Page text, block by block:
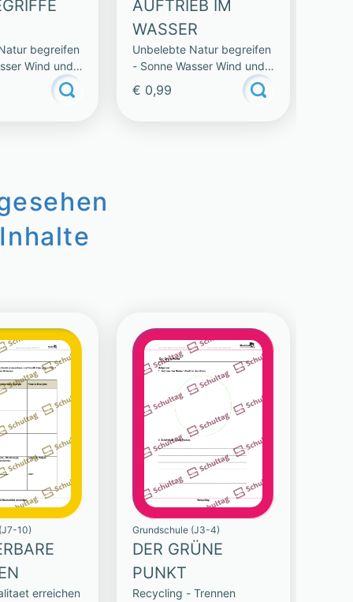
begreifen
Wind und
AUFTRIEB IM
WASSER
Unbelebte Natur begreifen
- Sonne Wasser Wind und
Wetter
€ 0,99
10)
erreichen
Grundschule (J3-4)
DER GRÜNE
PUNKT
Recycling - Trennen